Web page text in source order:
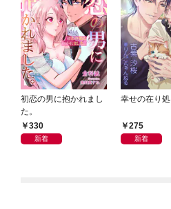
初恋の男に抱かれまし
た。
330
新着
幸せの在り処
275
新着